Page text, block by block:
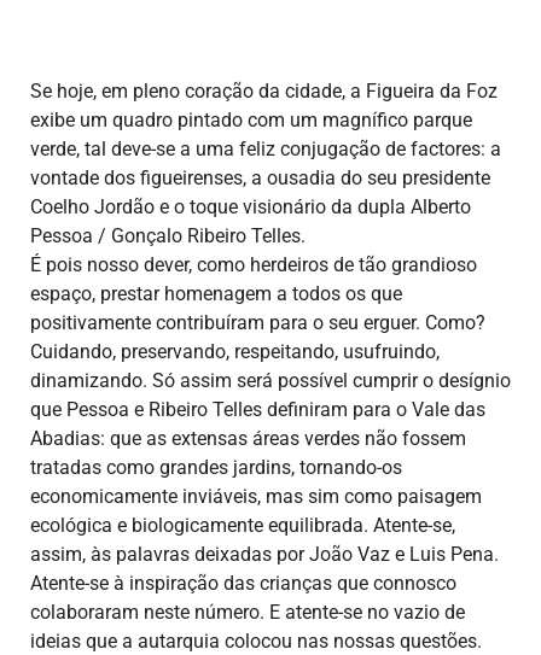
Se hoje, em pleno coração da cidade, a Figueira da Foz
exibe um quadro pintado com um magnífico parque
verde, tal deve-se a uma feliz conjugação de factores: a
vontade dos figueirenses, a ousadia do seu presidente
Coelho Jordão e o toque visionário da dupla Alberto
Pessoa / Gonçalo Ribeiro Telles.
É pois nosso dever, como herdeiros de tão grandioso
espaço, prestar homenagem a todos os que
positivamente contribuíram para o seu erguer. Como?
Cuidando, preservando, respeitando, usufruindo,
dinamizando. Só assim será possível cumprir o desígnio
que Pessoa e Ribeiro Telles definiram para o Vale das
Abadias: que as extensas áreas verdes não fossem
tratadas como grandes jardins, tornando-os
economicamente inviáveis, mas sim como paisagem
ecológica e biologicamente equilibrada. Atente-se,
assim, às palavras deixadas por João Vaz e Luis Pena.
Atente-se à inspiração das crianças que connosco
colaboraram neste número. E atente-se no vazio de
ideias que a autarquia colocou nas nossas questões.